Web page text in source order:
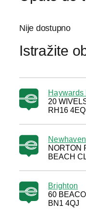
Nije dostupno
Istražite
Haywards
20
RH16 4EQ
Newhaven
NORTON
BEACH
Brighton
60
BN1 4QJ